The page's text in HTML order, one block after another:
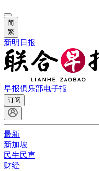
简
繁
新明日报
早报俱乐部电子报
订阅
最新
新加坡
民生民声
财经